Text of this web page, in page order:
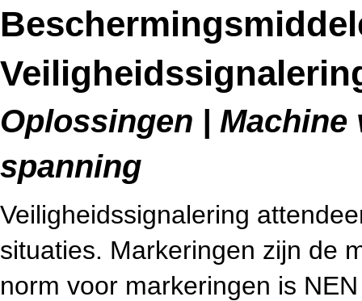
Oplossingen |
spanning
Veiligheidssignalering
situaties. Markeringen zijn de
norm voor markeringen is